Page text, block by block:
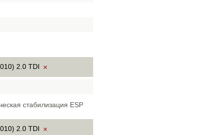
2.0 TDI ×
стабилизация ESP
2.0 TDI ×